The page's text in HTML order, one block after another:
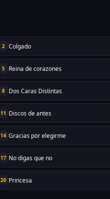
2 Colgado
5 Reina de corazones
8 Dos Caras Distintas
11 Discos de antes
14 Gracias por elegirme
17 No digas que no
20 Princesa